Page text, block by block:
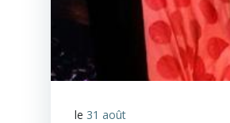
le 31 août